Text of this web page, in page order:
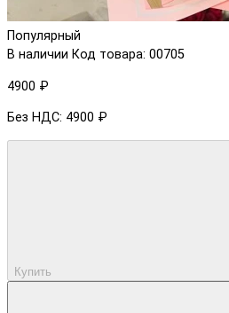
Популярный
В наличии Код товара: 00705
4900 ₽
Без НДС: 4900 ₽
Купить